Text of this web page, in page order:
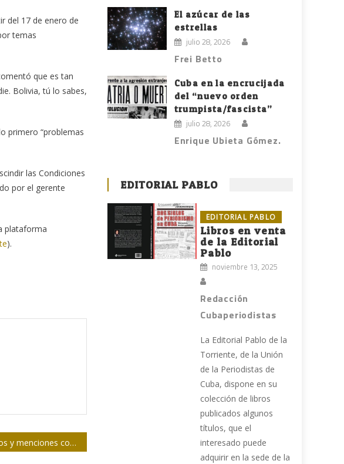
del 17 de enero de
temas
que es tan
Bolivia, tú lo sabes,
primero “problemas
las Condiciones
por el gerente
plataforma
).
Premios y menciones concurso deportivo González Barros 2025
El azúcar de las
estrellas
julio 28, 2026
Frei Betto
Cuba en la encrucijada
del “nuevo orden
trumpista/fascista”
julio 28, 2026
Enrique Ubieta Gómez.
EDITORIAL PABLO
EDITORIAL PABLO
Libros en venta
de la Editorial
Pablo
noviembre 13, 2025
Redacción
Cubaperiodistas
La Editorial Pablo de la
Torriente, de la Unión
de la Periodistas de
Cuba, dispone en su
colección de libros
publicados algunos
títulos, que el
interesado puede
adquirir en la sede de la